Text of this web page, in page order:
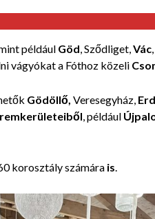
például Göd, Sződliget,Vác
vágyókat a Fóthoz közeli
Gödöllő, Veresegyház,
, például
korosztály számára is.